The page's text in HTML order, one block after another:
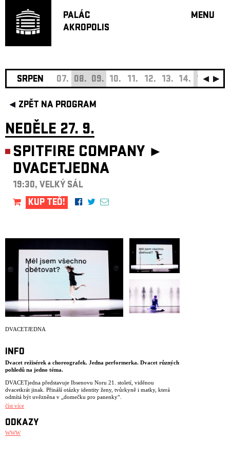
PALÁC
AKROPOLIS
MENU
JAZZ
SRPEN 07. 08. 09. 10. 11. 12. 13. 14. 15. 16.
ZPĚT NA PROGRAM
NEDĚLE 27. 9.
SPITFIRE COMPANY ►
DVACETJEDNA
19:30, VELKÝ SÁL
KUP TEĎ!
DVACETJEDNA
INFO
Dvacet režisérek a choreografek. Jedna performerka. Dvacet různých
pohledů na jedno téma.
DVACETjedna představuje Ibsenovu Noru 21. století, viděnou
dvacetkrát jinak. Přináší otázky identity ženy, tvůrkyně i matky, která
odmítá být uvězněna v „domečku pro panenky“.
Režisérky z Prahy, Nairobi i Ukrajiny vnášejí do postavy vlastní realitu a
rezonuje v jejich kulturním prostředí a umělecké praxi.
Výchozím bodem jsou omezení, která ženy v tvorbě často zakoušejí –
číst více
ODKAZY
WWW